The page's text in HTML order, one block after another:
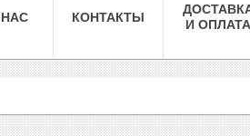
КОНТАКТЫ
И ОПЛАТА